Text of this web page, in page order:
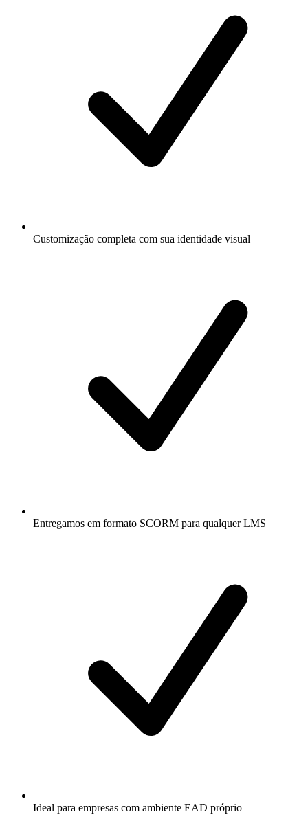
Customização completa com sua identidade visual
Entregamos em formato SCORM para qualquer LMS
Ideal para empresas com ambiente EAD próprio